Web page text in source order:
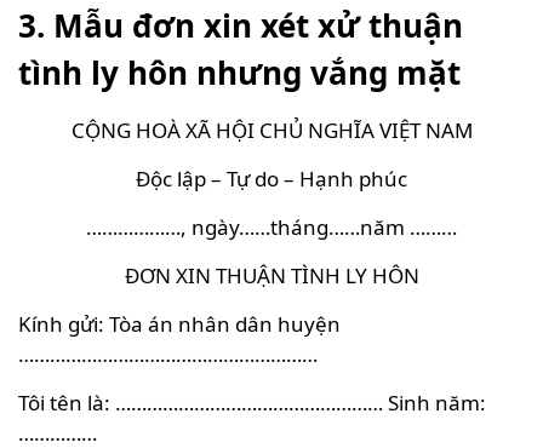
3. Mẫu đơn xin xét xử thuận
tình ly hôn nhưng vắng mặt
CỘNG HOÀ XÃ HỘI CHỦ NGHĨA VIỆT NAM
Độc lập – Tự do – Hạnh phúc
………………, ngày……tháng……năm ………
ĐƠN XIN THUẬN TÌNH LY HÔN
Kính gửi: Tòa án nhân dân huyện
…………………………………………………
Tôi tên là: …………………………………………… Sinh năm:
……………